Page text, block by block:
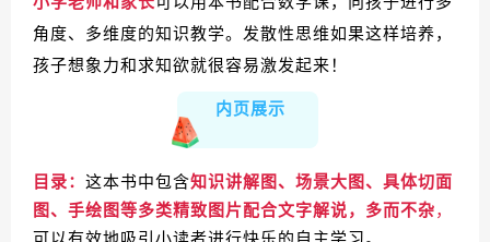
角度、多维度的知识教学。发散性思维如果这样培养，
孩子想象力和求知欲就很容易激发起来！
内页展示
目录： 这本书中包含知识讲解图、场景大图、具体切面
图、手绘图等多类精致图片配合文字解说，多而不杂，